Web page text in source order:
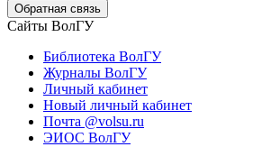
Обратная связь
Сайты ВолГУ
Библиотека ВолГУ
Журналы ВолГУ
Личный кабинет
Новый личный кабинет
Почта @volsu.ru
ЭИОС ВолГУ